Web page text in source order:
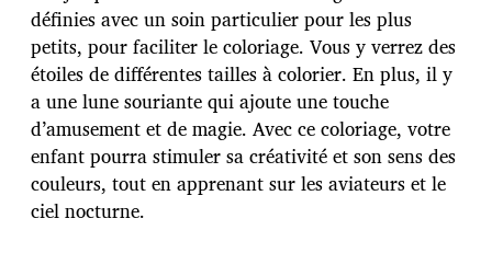
l
i
c
a
t
i
o
n
définies avec un soin particulier pour les plus
petits, pour faciliter le coloriage. Vous y verrez des
étoiles de différentes tailles à colorier. En plus, il y
a une lune souriante qui ajoute une touche
d’amusement et de magie. Avec ce coloriage, votre
enfant pourra stimuler sa créativité et son sens des
couleurs, tout en apprenant sur les aviateurs et le
ciel nocturne.